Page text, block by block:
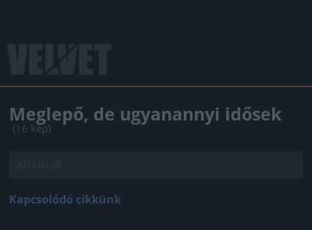
Meglepő, de ugyanannyi idősek
(16 kép)
Kapcsolódó cikkünk